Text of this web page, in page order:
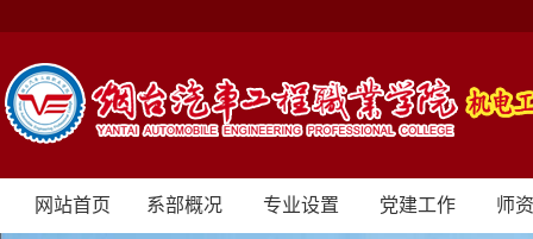
网站首页 系部概况 专业设置 党建工作 师